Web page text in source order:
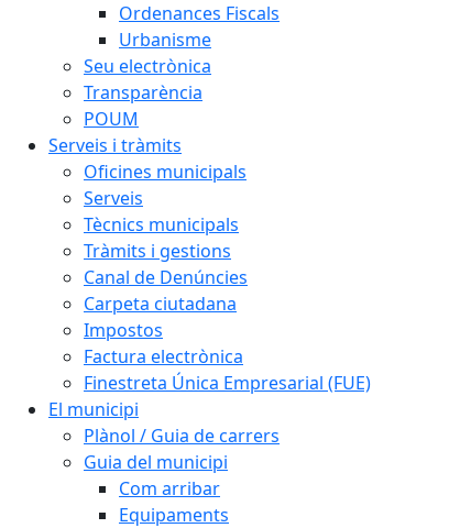
Ordenances Fiscals
Urbanisme
Seu electrònica
Transparència
POUM
Serveis i tràmits
Oficines municipals
Serveis
Tècnics municipals
Tràmits i gestions
Canal de Denúncies
Carpeta ciutadana
Impostos
Factura electrònica
Finestreta Única Empresarial (FUE)
El municipi
Plànol / Guia de carrers
Guia del municipi
Com arribar
Equipaments